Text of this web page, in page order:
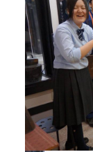
活動実
お知ら
ブログ